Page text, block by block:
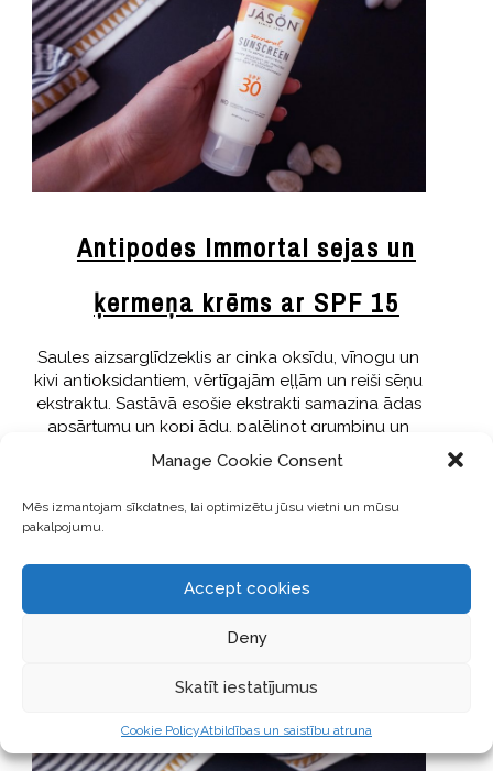
Manage Cookie Consent
Mēs izmantojam sīkdatnes, lai optimizētu jūsu vietni un mūsu
pakalpojumu.
Accept cookies
Deny
Skatīt iestatījumus
Cookie PolicyAtbildības un saistību atruna
Antipodes Immortal sejas un
ķermeņa krēms ar SPF 15
Saules aizsarglīdzeklis ar cinka oksīdu, vīnogu un
kivi antioksidantiem, vērtīgajām eļļām un reiši sēņu
ekstraktu. Sastāvā esošie ekstrakti samazina ādas
apsārtumu un kopj ādu, palēlinot grumbiņu un
aizsargfiltrs ļauj bez apdegšanas saulē uzturēties
aizsarglīdzekli. Krēms nesatur smaržvielas un ir
kad nedodos saules peldēs, bet, ja ir kāds ādas
kairinājums vai apsārtums – jo esmu pieredzējusi
fantastiskus rezultātus ar cinka krēmu un
sakairinātu, problemātisku ādu. Tā kā līdzeklis
plāna un gaiša līdzekļa kārtiņa.